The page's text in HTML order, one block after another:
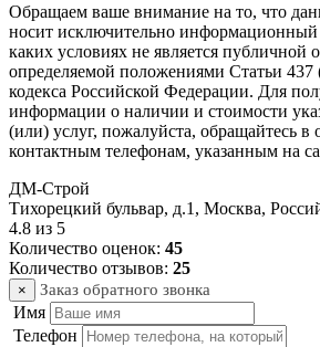
Обращаем ваше внимание на то, что
носит исключительно информационный
каких условиях не является публичной
определяемой положениями Статьи 437
кодекса Российской Федерации. Для
информации о наличии и стоимости
(или) услуг, пожалуйста, обращайтесь
контактным телефонам, указанным на
ДМ-Строй
Тихорецкий бульвар, д.1 , Москва,
4.8 из 5
Количество оценок: 45
Количество отзывов: 25
× Заказ обратного звонка
Имя
Телефон